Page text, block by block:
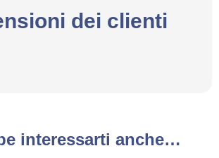
dei clienti
interessarti anche…